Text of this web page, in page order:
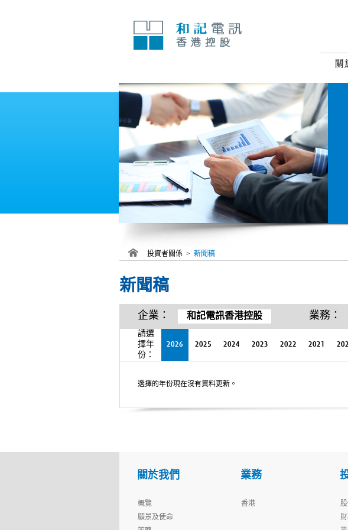
投資者關係 > 新聞稿
新聞稿
企業： 和記電訊香港控股 業務：
請選
擇年
份：
2026 2025 2024 2023 2022 2021
選擇的年份現在沒有資料更新。
關於我們
概覽
願景及使命
業務
香港